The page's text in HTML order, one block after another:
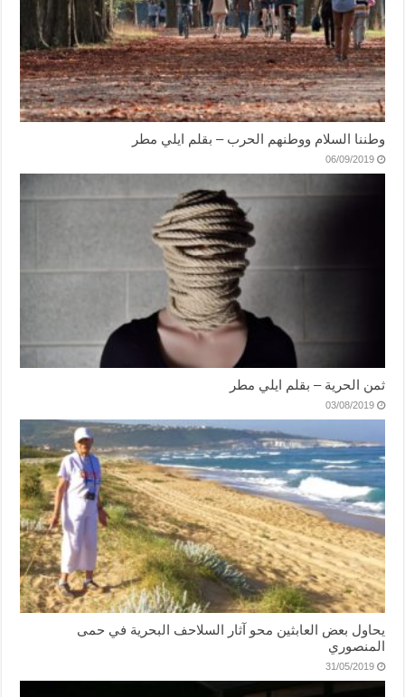
وطننا السلام ووطنهم الحرب – بقلم ايلي مطر
06/09/2019
ثمن الحرية – بقلم ايلي مطر
03/08/2019
يحاول بعض العابثين محو آثار السلاحف البحرية في حمى
المنصوري
31/05/2019